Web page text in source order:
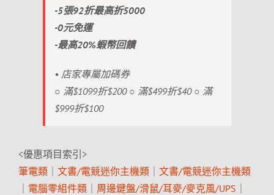
-5張92折最高折5000
-0元免運
-最高20%蝦幣回饋
• 店家專屬加碼券
○ 滿$1099折$200 ○ 滿$499折$40 ○ 滿
$999折$100
<優惠項目索引>
筆電類
文書/電競迷你主機類
文書/電競迷你主機類
電腦零組件類 周邊鍵盤/滑鼠/耳麥/麥克風/UPS